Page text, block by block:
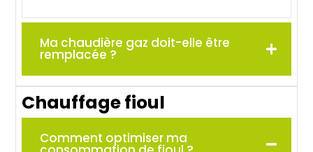
Ma chaudière gaz doit-elle être
remplacée ?
Chauffage fioul
Comment optimiser ma